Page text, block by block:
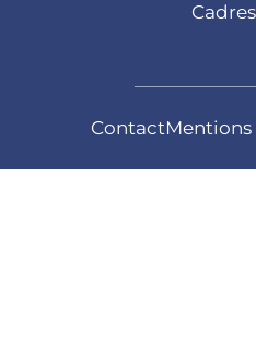
ContactMentions